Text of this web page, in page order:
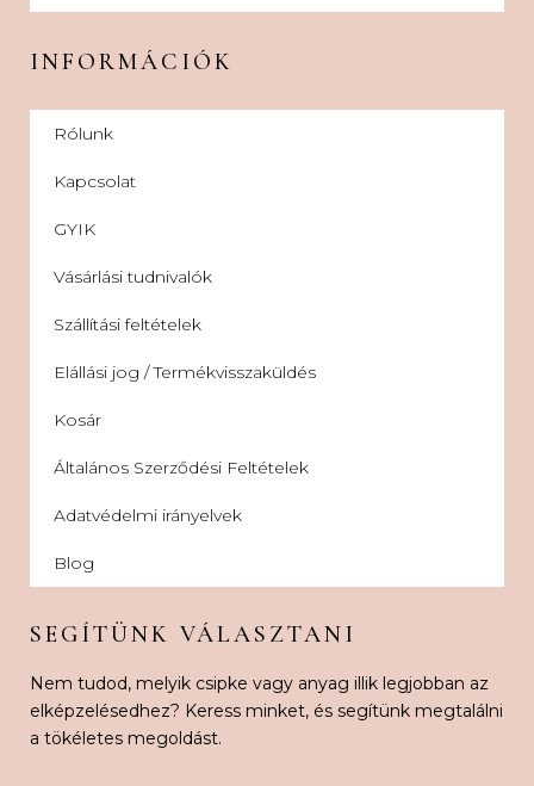
INFORMÁCIÓK
Rólunk
Kapcsolat
GYIK
Vásárlási tudnivalók
Szállítási feltételek
Elállási jog / Termékvisszaküldés
Kosár
Általános Szerződési Feltételek
Adatvédelmi irányelvek
Blog
SEGÍTÜNK VÁLASZTANI
Nem tudod, melyik csipke vagy anyag illik legjobban az
elképzelésedhez? Keress minket, és segítünk megtalálni
a tökéletes megoldást.